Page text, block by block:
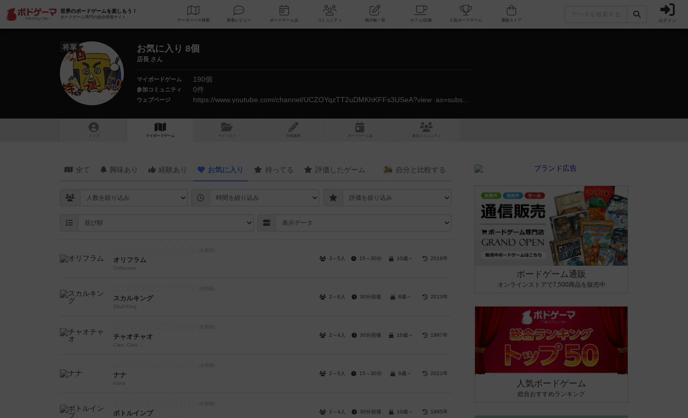
世界のボードゲームを楽しもう！
ボードゲーム専門の総合情報サイト
データベース 検索 新着レビュー ボードゲーム会 コミュニティ 掲示板一覧 カフェ/店舗 人気ボードゲーム ログイン
将軍 お気に入り 8個
店長 さん
マイボードゲーム 190個
参加コミュニティ 0件
ウェブページ
トップ マイボードゲーム マイリスト 投稿履歴 ボ ドゲ ーム コミュニティ
全て 興味あり 経験あり お気に入り 持ってる 評価したゲーム 自分と 比較する
オリフラム
Oriflamme
3～5人 15～30分 10歳～ 2019年
スカルキング
Skull King
2～6人 30分前後 8歳～ 2013年
チャオチャオ
Ciao, Ciao…
2～4人 30分前後 10歳～ 1997年
ナナ
nana
2～5人 15～30分 6歳～ 2021年
ボトルインプ 2～4人 30分前後 10歳～ 1995年
ボードゲーム通販
オンラインストアで7,500商品を販売中
人気ボードゲーム
総合おすすめランキング